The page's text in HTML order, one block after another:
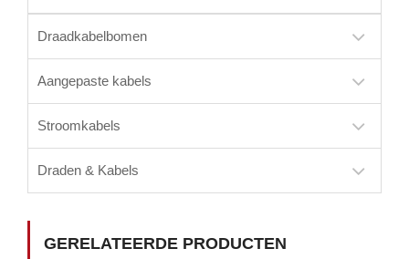
Draadkabelbomen
Aangepaste kabels
Stroomkabels
Draden & Kabels
GERELATEERDE PRODUCTEN